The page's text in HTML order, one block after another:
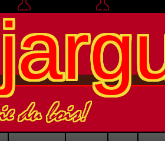
du bois!